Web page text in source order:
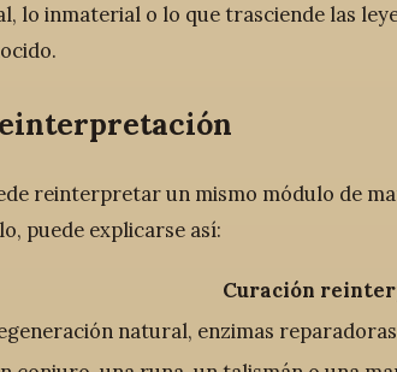
lo inmaterial o lo que trasciende las
reinterpretar un mismo módulo de
puede explicarse así:
Curación
natural, enzimas